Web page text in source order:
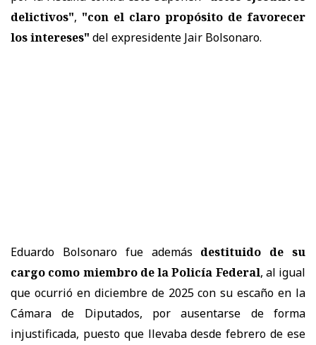
delictivos", "con el claro propósito de favorecer
los intereses" del expresidente Jair Bolsonaro.
Eduardo Bolsonaro fue además destituido de su
cargo como miembro de la Policía Federal, al igual
que ocurrió en diciembre de 2025 con su escaño en la
Cámara de Diputados, por ausentarse de forma
injustificada, puesto que llevaba desde febrero de ese